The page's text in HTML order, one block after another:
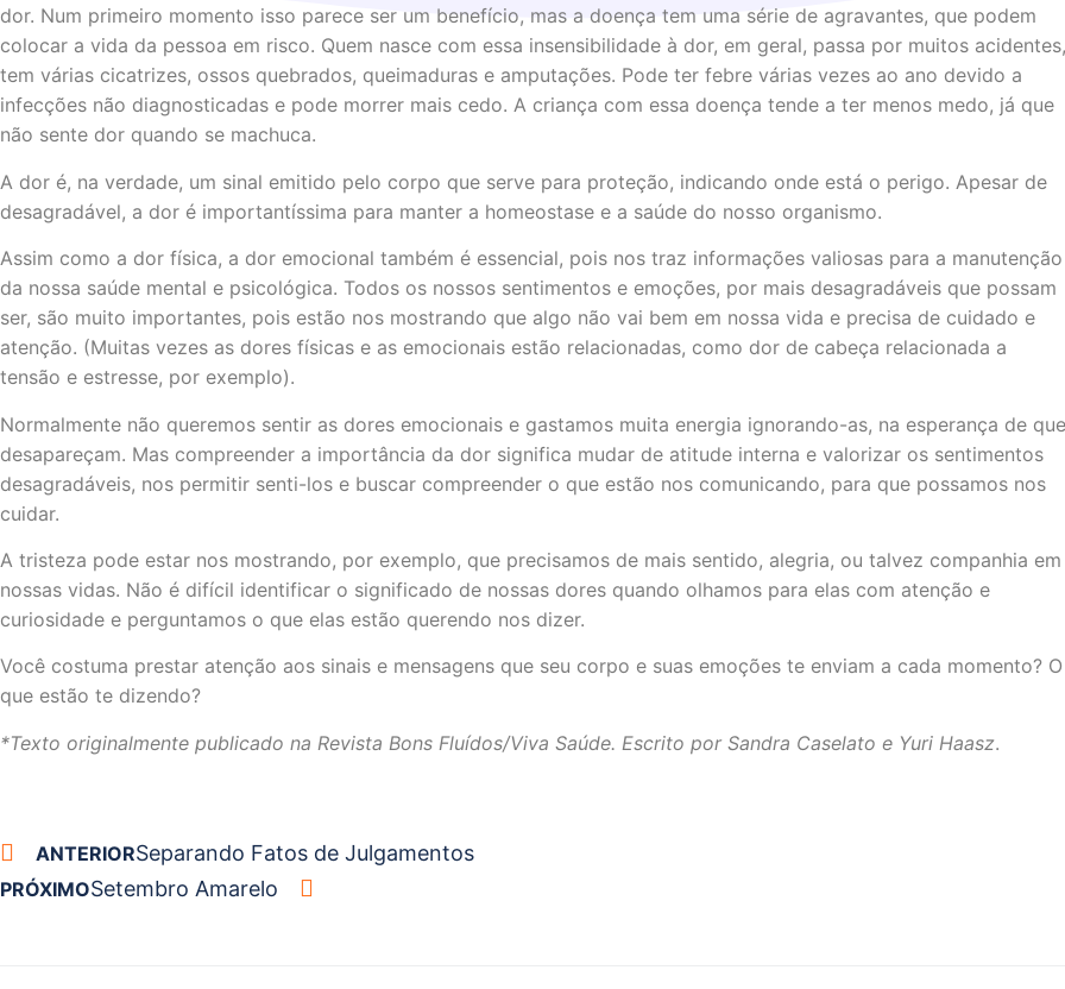
dor. Num primeiro momento isso parece ser um benefício, mas a doença tem uma série de agravantes, que podem
colocar a vida da pessoa em risco. Quem nasce com essa insensibilidade à dor, em geral, passa por muitos acidentes,
tem várias cicatrizes, ossos quebrados, queimaduras e amputações. Pode ter febre várias vezes ao ano devido a
infecções não diagnosticadas e pode morrer mais cedo. A criança com essa doença tende a ter menos medo, já que
não sente dor quando se machuca.
A dor é, na verdade, um sinal emitido pelo corpo que serve para proteção, indicando onde está o perigo. Apesar de
desagradável, a dor é importantíssima para manter a homeostase e a saúde do nosso organismo.
Assim como a dor física, a dor emocional também é essencial, pois nos traz informações valiosas para a manutenção
da nossa saúde mental e psicológica. Todos os nossos sentimentos e emoções, por mais desagradáveis que possam
ser, são muito importantes, pois estão nos mostrando que algo não vai bem em nossa vida e precisa de cuidado e
atenção. (Muitas vezes as dores físicas e as emocionais estão relacionadas, como dor de cabeça relacionada a
tensão e estresse, por exemplo).
Normalmente não queremos sentir as dores emocionais e gastamos muita energia ignorando-as, na esperança de que
desapareçam. Mas compreender a importância da dor significa mudar de atitude interna e valorizar os sentimentos
desagradáveis, nos permitir senti-los e buscar compreender o que estão nos comunicando, para que possamos nos
cuidar.
A tristeza pode estar nos mostrando, por exemplo, que precisamos de mais sentido, alegria, ou talvez companhia em
nossas vidas. Não é difícil identificar o significado de nossas dores quando olhamos para elas com atenção e
curiosidade e perguntamos o que elas estão querendo nos dizer.
Você costuma prestar atenção aos sinais e mensagens que seu corpo e suas emoções te enviam a cada momento? O
que estão te dizendo?
*Texto originalmente publicado na Revista Bons Fluídos/Viva Saúde. Escrito por Sandra Caselato e Yuri Haasz.
ANTERIORSeparando Fatos de Julgamentos
PRÓXIMOSetembro Amarelo